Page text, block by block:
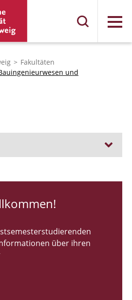
Menü
Fakultäten
und
über ihren